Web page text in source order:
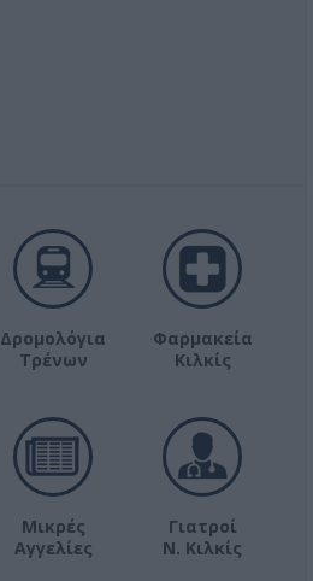
Δρομολόγια
Τρένων
Φαρμακεία
Κιλκίς
Μικρές
Αγγελίες
Γιατροί
Ν. Κιλκίς